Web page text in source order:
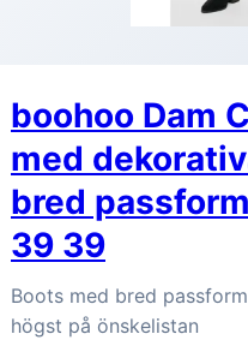
boohoo Dam
med
bred
39 39
Boots med bred
högst på önskelistan